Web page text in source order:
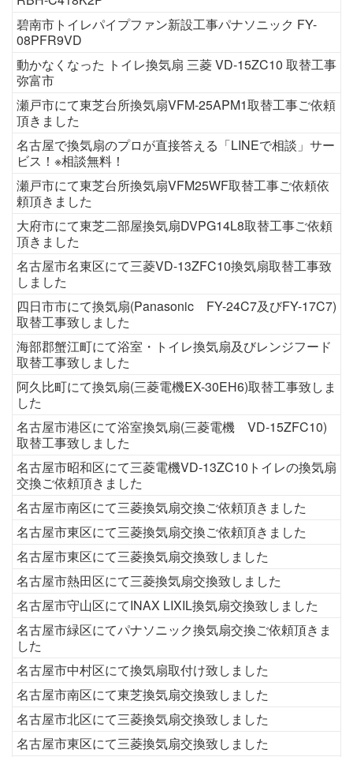
碧南市トイレパイプファン新設工事パナソニック FY-
08PFR9VD
動かなくなった トイレ換気扇 三菱 VD-15ZC10 取替工事
弥富市
瀬戸市にて東芝台所換気扇VFM-25APM1取替工事ご依頼
頂きました
名古屋で換気扇のプロが直接答える「LINEで相談」サー
ビス！※相談無料！
瀬戸市にて東芝台所換気扇VFM25WF取替工事ご依頼依
頼頂きました
大府市にて東芝二部屋換気扇DVPG14L8取替工事ご依頼
頂きました
名古屋市名東区にて三菱VD-13ZFC10換気扇取替工事致
しました
四日市市にて換気扇(Panasonic FY-24C7及びFY-17C7)
取替工事致しました
海部郡蟹江町にて浴室・トイレ換気扇及びレンジフード
取替工事致しました
阿久比町にて換気扇(三菱電機EX-30EH6)取替工事致しま
した
名古屋市港区にて浴室換気扇(三菱電機 VD-15ZFC10)
取替工事致しました
名古屋市昭和区にて三菱電機VD-13ZC10トイレの換気扇
交換ご依頼頂きました
名古屋市南区にて三菱換気扇交換ご依頼頂きました
名古屋市東区にて三菱換気扇交換ご依頼頂きました
名古屋市東区にて三菱換気扇交換致しました
名古屋市熱田区にて三菱換気扇交換致しました
名古屋市守山区にてINAX LIXIL換気扇交換致しました
名古屋市緑区にてパナソニック換気扇交換ご依頼頂きま
した
名古屋市中村区にて換気扇取付け致しました
名古屋市南区にて東芝換気扇交換致しました
名古屋市北区にて三菱換気扇交換致しました
名古屋市東区にて三菱換気扇交換致しました